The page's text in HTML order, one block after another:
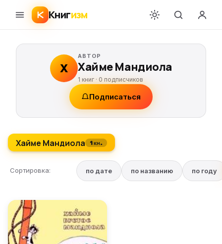
Книгизм
Х
АВТОР
Хайме Мандиола
1 книг ·0 подписчиков
Подписаться
Хайме Мандиола 1 кн.
Сортировка: по дате по названию по году